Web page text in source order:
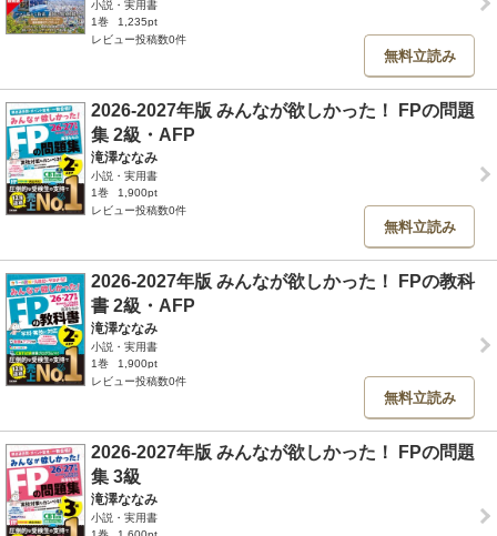
小説・実用書
1巻
1,235pt
レビュー投稿数0件
無料立読み
2026-2027年版 みんなが欲しかった！ FPの問題
集 2級・AFP
滝澤ななみ
小説・実用書
1巻
1,900pt
レビュー投稿数0件
無料立読み
2026-2027年版 みんなが欲しかった！ FPの教科
書 2級・AFP
滝澤ななみ
小説・実用書
1巻
1,900pt
レビュー投稿数0件
無料立読み
2026-2027年版 みんなが欲しかった！ FPの問題
集 3級
滝澤ななみ
小説・実用書